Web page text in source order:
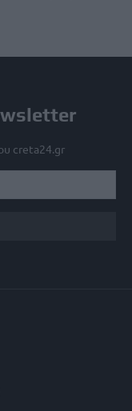
creta24.gr